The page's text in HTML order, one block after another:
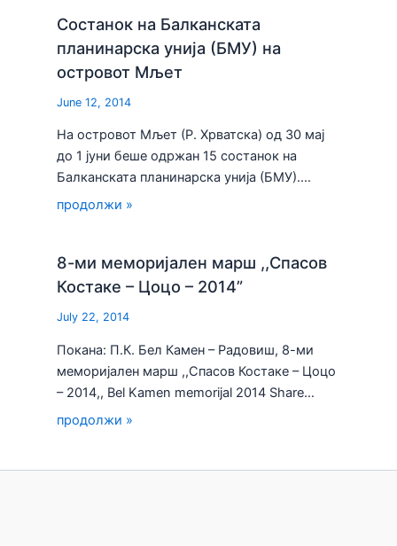
Состанок на Балканската
планинарска унија (БМУ) на
островот Мљет
June 12, 2014
На островот Мљет (Р. Хрватска) од 30 мај
до 1 јуни беше одржан 15 состанок на
Балканската планинарска унија (БМУ).…
продолжи »
8-ми меморијален марш ,,Спасов
Костаке – Цоцо – 2014”
July 22, 2014
Покана: П.К. Бел Камен – Радовиш, 8-ми
меморијален марш ,,Спасов Костаке – Цоцо
– 2014,, Bel Kamen memorijal 2014 Share…
продолжи »